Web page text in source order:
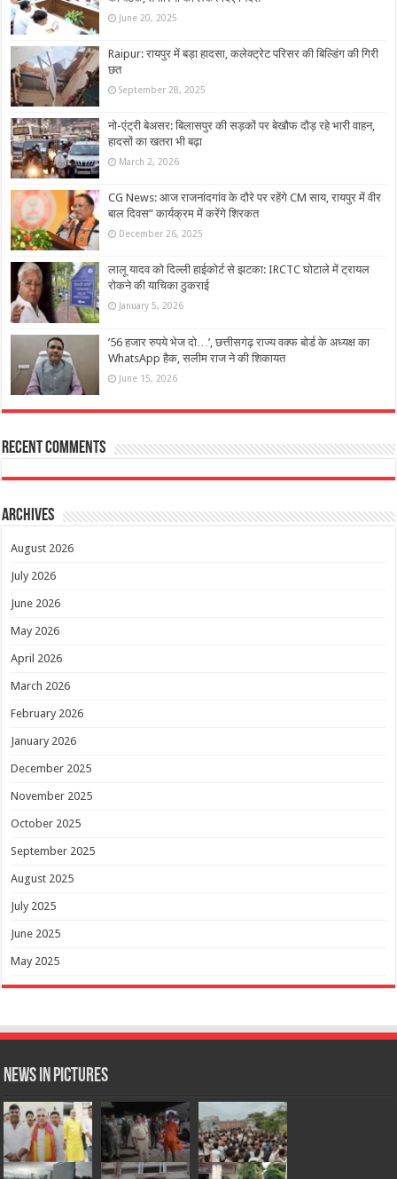
June 20, 2025
Raipur: रायपुर में बड़ा हादसा, कलेक्ट्रेट परिसर की बिल्डिंग की गिरी
छत
September 28, 2025
नो-एंट्री बेअसर: बिलासपुर की सड़कों पर बेखौफ दौड़ रहे भारी वाहन,
हादसों का खतरा भी बढ़ा
March 2, 2026
CG News: आज राजनांदगांव के दौरे पर रहेंगे CM साय, रायपुर में वीर
बाल दिवस” कार्यक्रम में करेंगे शिरकत
December 26, 2025
लालू यादव को दिल्ली हाईकोर्ट से झटका: IRCTC घोटाले में ट्रायल
रोकने की याचिका ठुकराई
January 5, 2026
’56 हजार रुपये भेज दो…’, छत्तीसगढ़ राज्य वक्फ बोर्ड के अध्यक्ष का
WhatsApp हैक, सलीम राज ने की शिकायत
June 15, 2026
Recent Comments
Archives
August 2026
July 2026
June 2026
May 2026
April 2026
March 2026
February 2026
January 2026
December 2025
November 2025
October 2025
September 2025
August 2025
July 2025
June 2025
May 2025
News in Pictures